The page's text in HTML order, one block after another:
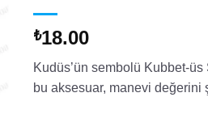
₺18.00
Kudüs’ün sembolü Kubbet-
bu aksesuar, manevi değerini